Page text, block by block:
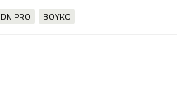
DNIPRO BOYKO